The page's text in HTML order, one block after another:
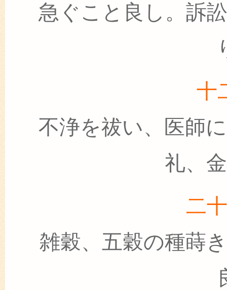
急ぐこと良し。訴
十
不浄を祓い、医師
礼、
二
雑穀、五穀の種蒔